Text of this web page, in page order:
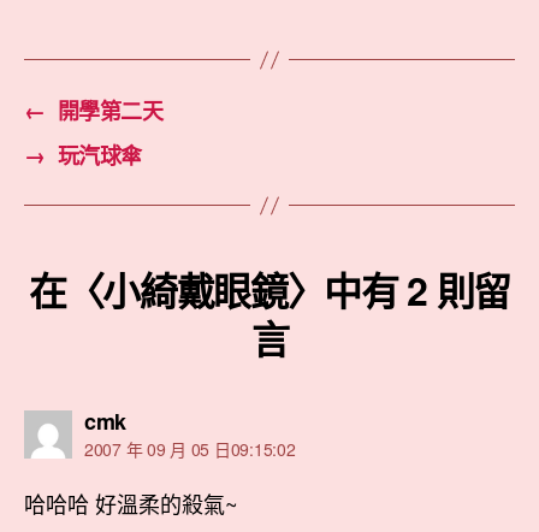
← 開學第二天
→ 玩汽球傘
在〈小綺戴眼鏡〉中有 2 則留
言
cmk表
示:
2007 年 09 月 05 日09:15:02
哈哈哈 好溫柔的殺氣~